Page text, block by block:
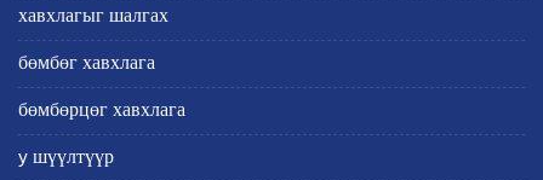
хавхлагыг шалгах
бөмбөг хавхлага
бөмбөрцөг хавхлага
y шүүлтүүр